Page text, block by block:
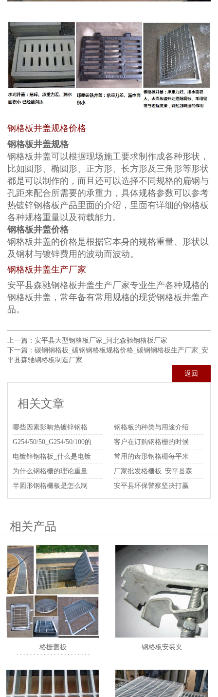
钢格板井盖规格价格
钢格板井盖规格
钢格板井盖可以根据现场施工要求制作成各种形状，
比如圆形、椭圆形、正方形、长方形及三角形等形状
都是可以制作的，而且还可以选择不同规格的扁钢与
孔距来配合所需要的承重力，具体规格参数可以参考
热镀锌钢格板产品里面的介绍 ，里面有详细的钢格板
各种规格重量以及荷载能力。
钢格板井盖价格
钢格板井盖的价格是根据它本身的规格重量、形状以
及钢材与镀锌费用的波动而波动。
钢格板井盖生产厂家
安平县森驰钢格板井盖生产厂家专业生产各种规格的
钢格板井盖，常年备有常用规格的现货钢格板井盖产
品。
上一篇： 安平县大型钢格板厂家_河北森驰钢格板厂家
下一篇： 碳钢钢格板_碳钢钢格板规格价格_碳钢钢格板生产厂家_安
平县森驰钢格板制造厂家
返回
相关文章
哪些因素影响热镀锌钢格
板的使用寿命
钢格板的种类与用途介绍
G254/50/50_G254/50/100的
钢格板在各个跨度下承重
力介绍
客户在订购钢格栅的时候
需要提前订货
电镀锌钢格板_什么是电镀
锌钢格板
常用的齿形钢格栅每平米
重量是多少？
为什么钢格栅的理论重量
与实际重量有偏差
厂家批发格栅板_安平县森
驰格栅板生产厂家
半圆形钢格栅板是怎么制
作成的？半圆形钢格栅价
安平县环保警察坚决打赢
一季度空气质量改善攻坚
相关产品
格栅盖板
1111111111111111111111
钢格板安装夹